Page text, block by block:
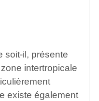
soit-il, présente
intertropicale
existe également